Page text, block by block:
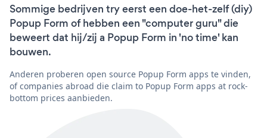
Sommige bedrijven try eerst een doe-het-zelf (diy)
Popup Form of hebben een "computer guru" die
beweert dat hij/zij a Popup Form in 'no time' kan
bouwen.
Anderen proberen open source Popup Form apps te vinden,
of companies abroad die claim to Popup Form apps at rock-
bottom prices aanbieden.